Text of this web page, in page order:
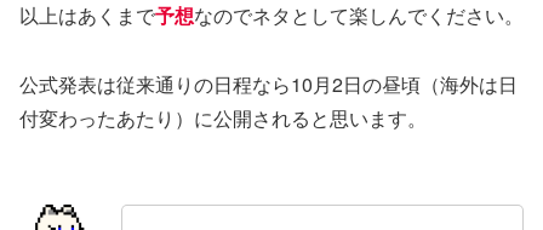
以上はあくまで予想なのでネタとして楽しんでください。
公式発表は従来通りの日程なら10月2日の昼頃（海外は日
付変わったあたり）に公開されると思います。